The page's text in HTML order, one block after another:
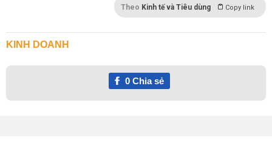
Theo Kinh tế và Tiêu dùng Copy link
KINH DOANH
0Chia sẻ